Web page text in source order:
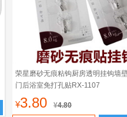
荣星磨砂无痕粘钩厨房透明挂钩墙
门后浴室免打孔贴RX-1107
¥3.80 ¥4.80